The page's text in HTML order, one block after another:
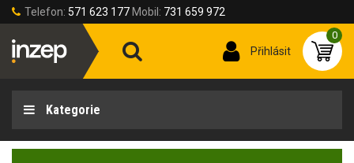
Telefon: 571 623 177 Mobil: 731 659 972
Přihlásit
0
Kategorie